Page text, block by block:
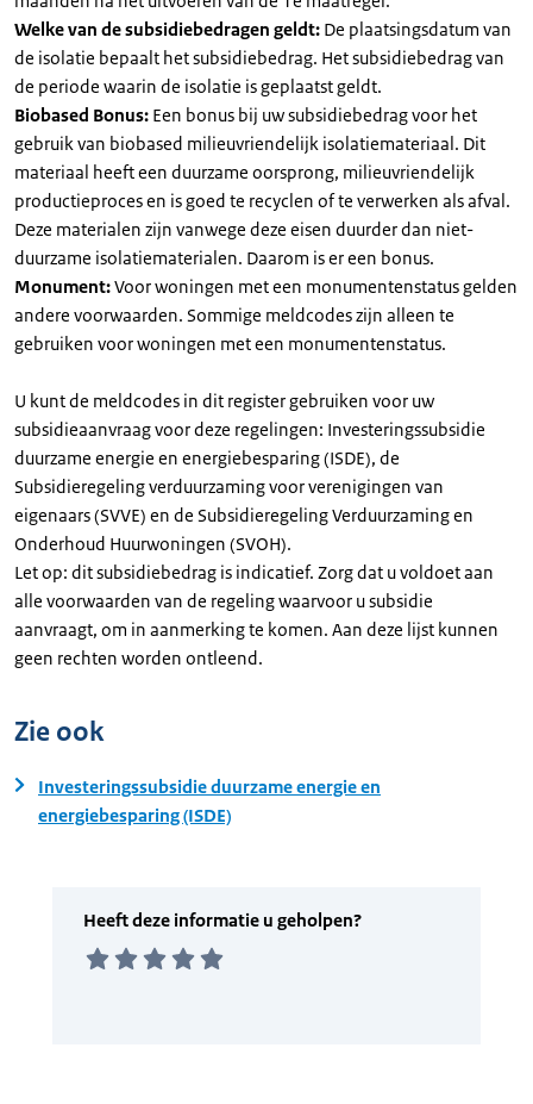
Welke van de subsidiebedragen geldt: De plaatsingsdatum van
de isolatie bepaalt het subsidiebedrag. Het subsidiebedrag van
de periode waarin de isolatie is geplaatst geldt.
Biobased Bonus: Een bonus bij uw subsidiebedrag voor het
gebruik van biobased milieuvriendelijk isolatiemateriaal. Dit
materiaal heeft een duurzame oorsprong, milieuvriendelijk
productieproces en is goed te recyclen of te verwerken als afval.
Deze materialen zijn vanwege deze eisen duurder dan niet-
duurzame isolatiematerialen. Daarom is er een bonus.
Monument:Voor woningen met een monumentenstatus gelden
andere voorwaarden. Sommige meldcodes zijn alleen te
gebruiken voor woningen met een monumentenstatus.
U kunt de meldcodes in dit register gebruiken voor uw
subsidieaanvraag voor deze regelingen: Investeringssubsidie
duurzame energie en energiebesparing (ISDE), de
Subsidieregeling verduurzaming voor verenigingen van
eigenaars (SVVE) en de Subsidieregeling Verduurzaming en
Onderhoud Huurwoningen (SVOH).
Let op: dit subsidiebedrag is indicatief. Zorg dat u voldoet aan
alle voorwaarden van de regeling waarvoor u subsidie
aanvraagt, om in aanmerking te komen. Aan deze lijst kunnen
geen rechten worden ontleend.
Zie ook
Investeringssubsidie duurzame energie en
energiebesparing (ISDE)